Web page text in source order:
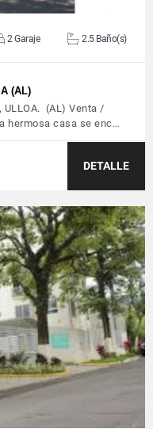
2 Garaje 2.5 Baño(s)
(AL)
ULLOA. (AL) Venta /
hermosa casa se enc…
DETALLE